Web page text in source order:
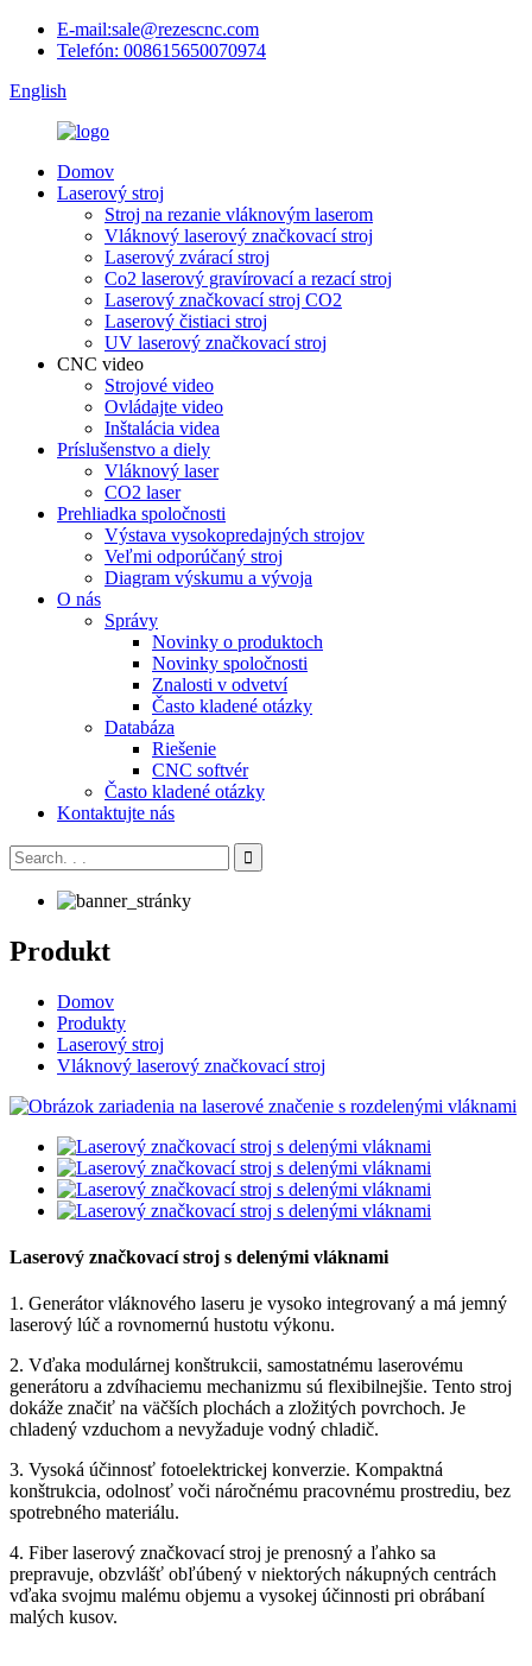
E-mail:sale@rezescnc.com
Telefón: 008615650070974
English
Domov
Laserový stroj
Stroj na rezanie vláknovým laserom
Vláknový laserový značkovací stroj
Laserový zvárací stroj
Co2 laserový gravírovací a rezací stroj
Laserový značkovací stroj CO2
Laserový čistiaci stroj
UV laserový značkovací stroj
CNC video
Strojové video
Ovládajte video
Inštalácia videa
Príslušenstvo a diely
Vláknový laser
CO2 laser
Prehliadka spoločnosti
Výstava vysokopredajných strojov
Veľmi odporúčaný stroj
Diagram výskumu a vývoja
O nás
Správy
Novinky o produktoch
Novinky spoločnosti
Znalosti v odvetví
Často kladené otázky
Databáza
Riešenie
CNC softvér
Často kladené otázky
Kontaktujte nás
Produkt
Domov
Produkty
Laserový stroj
Vláknový laserový značkovací stroj
Laserový značkovací stroj s delenými vláknami
1. Generátor vláknového laseru je vysoko integrovaný a má jemný
laserový lúč a rovnomernú hustotu výkonu.
2. Vďaka modulárnej konštrukcii, samostatnému laserovému
generátoru a zdvíhaciemu mechanizmu sú flexibilnejšie. Tento stroj
dokáže značiť na väčších plochách a zložitých povrchoch. Je
chladený vzduchom a nevyžaduje vodný chladič.
3. Vysoká účinnosť fotoelektrickej konverzie. Kompaktná
konštrukcia, odolnosť voči náročnému pracovnému prostrediu, bez
spotrebného materiálu.
4. Fiber laserový značkovací stroj je prenosný a ľahko sa
prepravuje, obzvlášť obľúbený v niektorých nákupných centrách
vďaka svojmu malému objemu a vysokej účinnosti pri obrábaní
malých kusov.